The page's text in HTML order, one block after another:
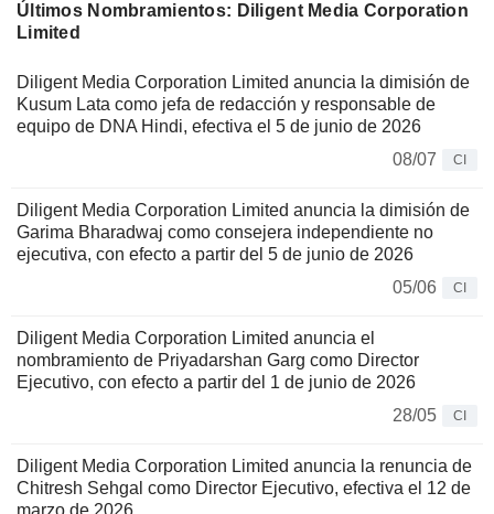
Últimos Nombramientos: Diligent Media Corporation
Limited
Diligent Media Corporation Limited anuncia la dimisión de
Kusum Lata como jefa de redacción y responsable de
equipo de DNA Hindi, efectiva el 5 de junio de 2026
08/07
CI
Diligent Media Corporation Limited anuncia la dimisión de
Garima Bharadwaj como consejera independiente no
ejecutiva, con efecto a partir del 5 de junio de 2026
05/06
CI
Diligent Media Corporation Limited anuncia el
nombramiento de Priyadarshan Garg como Director
Ejecutivo, con efecto a partir del 1 de junio de 2026
28/05
CI
Diligent Media Corporation Limited anuncia la renuncia de
Chitresh Sehgal como Director Ejecutivo, efectiva el 12 de
marzo de 2026